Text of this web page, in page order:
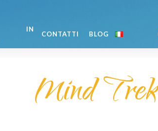
IN
CONTATTI BLOG
Mind Trek